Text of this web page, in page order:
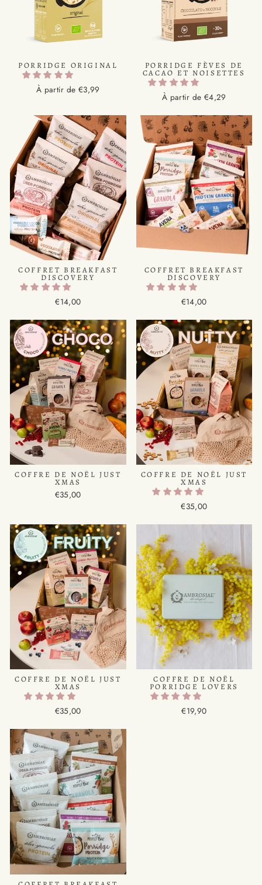
PORRIDGE ORIGINAL
À partir de €3,99
PORRIDGE FÈVES DE
CACAO ET NOISETTES
À partir de €4,29
COFFRET BREAKFAST
DISCOVERY
€14,00
COFFRET BREAKFAST
DISCOVERY
€14,00
COFFRE DE NOËL JUST
XMAS
€35,00
COFFRE DE NOËL JUST
XMAS
€35,00
COFFRE DE NOËL JUST
XMAS
€35,00
COFFRE DE NOËL
PORRIDGE LOVERS
€19,90